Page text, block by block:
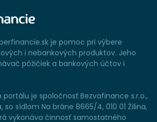
je pomoc pri výbere
i nebankových produktov. Jeho
pôžičiek a bankových účtov i
je spoločnosť Bezvafinance s.r.o.,
so sídlom Na bráne 8665/4, 010 01 Žilina,
vykonáva činnosť samostatného